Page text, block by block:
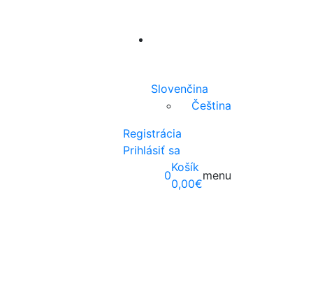
Slovenčina
Čeština
Registrácia
Prihlásiť sa
0
Košík
0,00€
menu